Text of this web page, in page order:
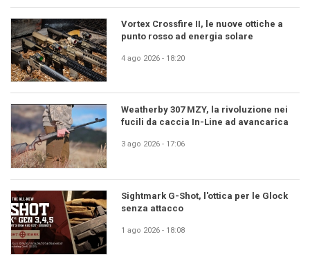
Vortex Crossfire II, le nuove ottiche a
punto rosso ad energia solare
4 ago 2026 - 18:20
Weatherby 307 MZY, la rivoluzione nei
fucili da caccia In-Line ad avancarica
3 ago 2026 - 17:06
Sightmark G-Shot, l'ottica per le Glock
senza attacco
1 ago 2026 - 18:08